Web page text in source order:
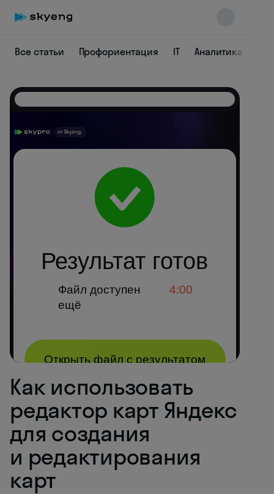
Все статьи Профориентация IT Аналитика
Как использовать
редактор карт Яндекс
для создания
и редактирования
карт